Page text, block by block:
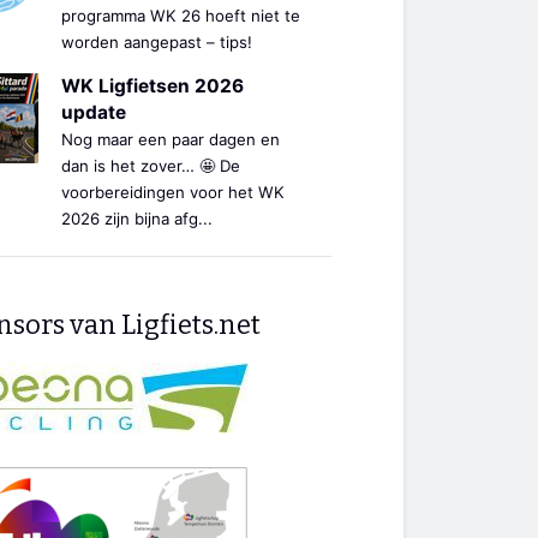
programma WK 26 hoeft niet te
worden aangepast – tips!
WK Ligfietsen 2026
update
Nog maar een paar dagen en
dan is het zover… 🤩 De
voorbereidingen voor het WK
2026 zijn bijna afg...
van Ligfiets.net